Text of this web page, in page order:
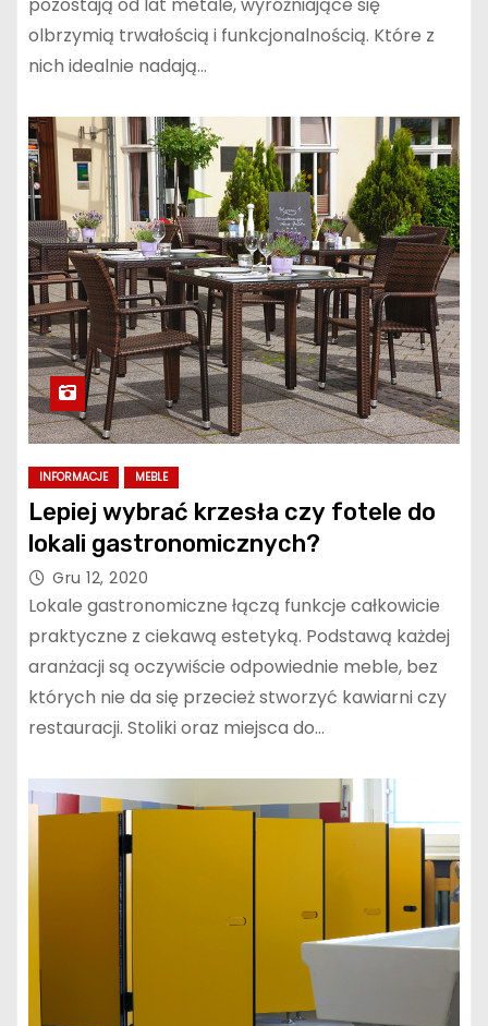
olbrzymią trwałością i funkcjonalnością. Które z
nich idealnie nadają…
INFORMACJE MEBLE
Lepiej wybrać krzesła czy fotele do
lokali gastronomicznych?
Gru 12, 2020
Lokale gastronomiczne łączą funkcje całkowicie
praktyczne z ciekawą estetyką. Podstawą każdej
aranżacji są oczywiście odpowiednie meble, bez
których nie da się przecież stworzyć kawiarni czy
restauracji. Stoliki oraz miejsca do…